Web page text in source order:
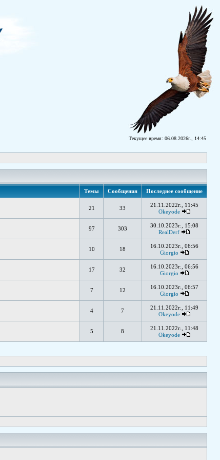
Текущее время: 06.08.2026г., 14:45
Темы Сообщения Последнее сообщение
21 33
21.11.2022г., 11:45
Okeyode
97 303
30.10.2023г., 15:08
RealDerf
10 18
16.10.2023г., 06:56
Giorgio
17 32
16.10.2023г., 06:56
Giorgio
7 12
16.10.2023г., 06:57
Giorgio
4 7
21.11.2022г., 11:49
Okeyode
5 8
21.11.2022г., 11:48
Okeyode